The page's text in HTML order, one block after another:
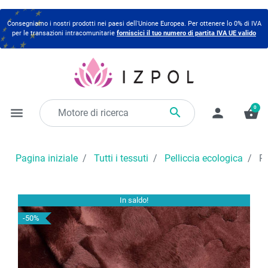
Consegniamo i nostri prodotti nei paesi dell'Unione Europea. Per ottenere lo 0% di IVA
per le transazioni intracomunitarie forniscici il tuo numero di partita IVA UE valido
menu  person shopping_basket
0
Pagina iniziale Tutti i tessuti Pelliccia ecologica
In saldo!
-50%